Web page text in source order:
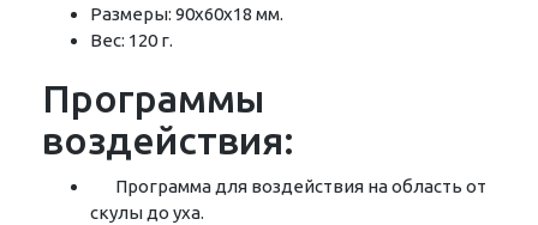
Размеры: 90х60х18 мм.
Вес: 120 г.
Программы
воздействия:
Программа для воздействия на область от
скулы до уха.